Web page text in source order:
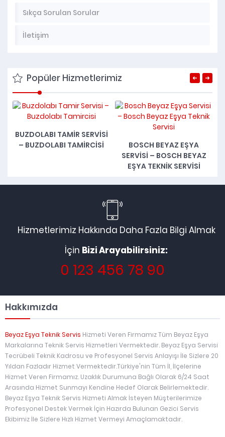
Sıkça Sorulan Sorular
İletişim
Popüler Hizmetlerimiz
BUZDOLABI TAMIR SERVISI
– BUZDOLABI TAMIRCISI
BOSCH BEYAZ EŞYA
SERVISI – BOSCH BEYAZ
EŞYA TEKNIK SERVISI
Hizmetlerimiz Hakkında Daha Fazla Bilgi Almak
İçin Bizi Arayabilirsiniz:
0 123 456 78 90
Hakkımızda
Beyaz Eşya Teknik Servis Hizmeti Veren Firmamız Tüm Beyaz Eşya
Markalarına Teknik Servis Hizmetleri Vermektedir. Beyaz Eşya Servisi
Tecrübeli Teknik Kadrosu ve Profesyonel Servis Anlayışı İle Sizlere 20
Yıldan Fazladır Hizmet Vermektedir.Türkiye'nin Tüm İl, İlçelerine
Hizmet Veren Firmamız. Uzaklık Durumuna Bağlı Olarak 6/24 Saat
Arasında Hizmet Sunmayı Kendine Hedef Olarak Belirlemektedir.
Beyaz Eşya Teknik Servis Hizmeti Almak İsteyen Müşterilerimize
Profesyonel Destek Vermek İçin Hazırda Bulunan Gezici Servis
Ekibimiz İle Sizlere Hızlı Hizmet Vermeyi Amaçlamaktadır.